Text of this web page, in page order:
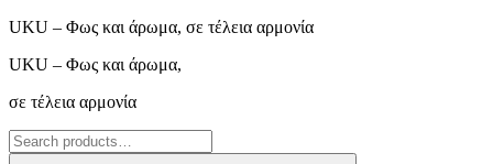
UKU – Φως και άρωμα, σε τέλεια αρμονία
UKU – Φως και άρωμα,
σε τέλεια αρμονία